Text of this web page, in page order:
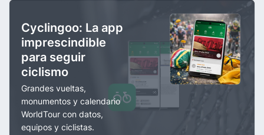
Cyclingoo: La app
imprescindible
para seguir
ciclismo
Grandes vueltas,
monumentos y calendario
WorldTour con datos,
equipos y ciclistas.